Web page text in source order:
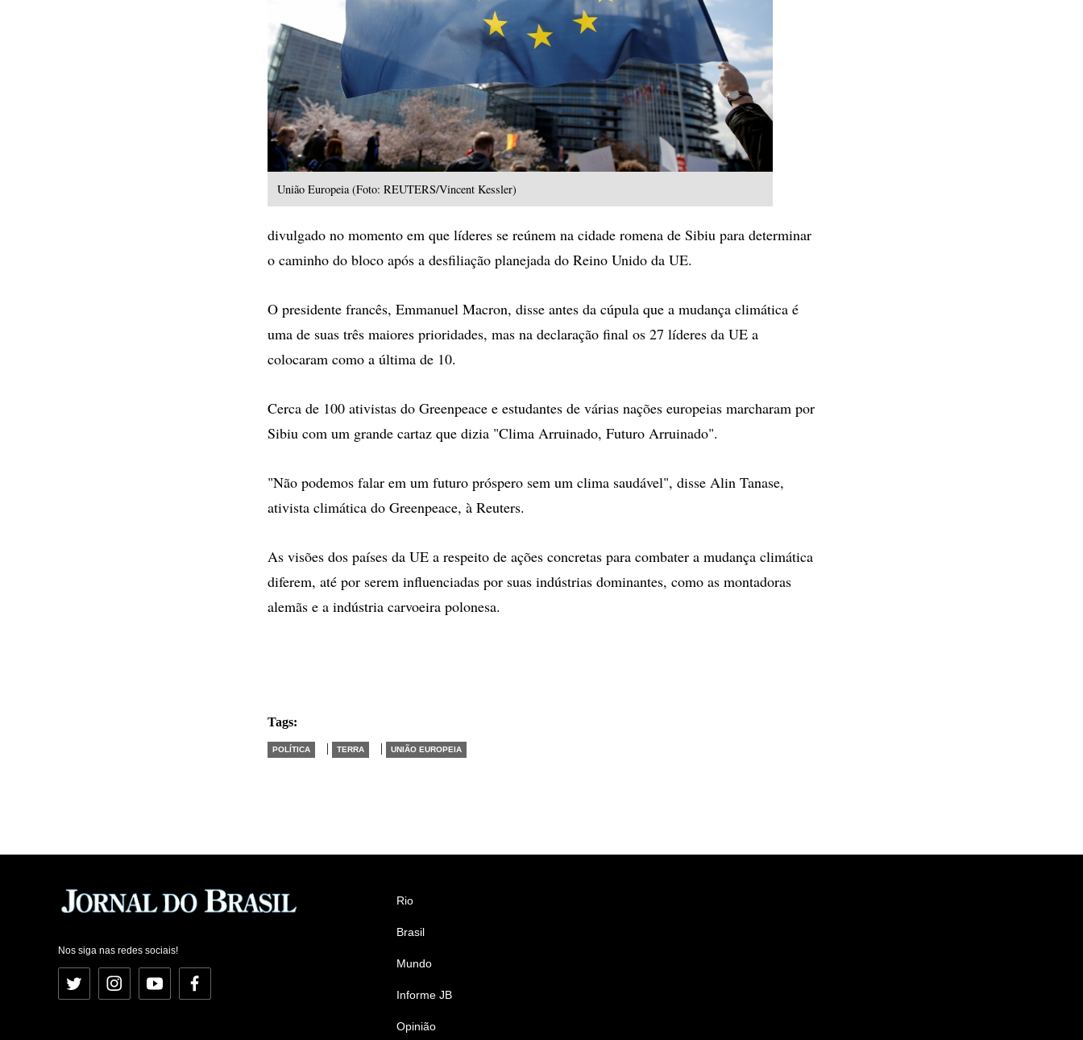
União Europeia (Foto: REUTERS/Vincent Kessler)
divulgado no momento em que líderes se reúnem na cidade romena de Sibiu para determinar
o caminho do bloco após a desfiliação planejada do Reino Unido da UE.
O presidente francês, Emmanuel Macron, disse antes da cúpula que a mudança climática é
uma de suas três maiores prioridades, mas na declaração final os 27 líderes da UE a
colocaram como a última de 10.
Cerca de 100 ativistas do Greenpeace e estudantes de várias nações europeias marcharam por
Sibiu com um grande cartaz que dizia "Clima Arruinado, Futuro Arruinado".
"Não podemos falar em um futuro próspero sem um clima saudável", disse Alin Tanase,
ativista climática do Greenpeace, à Reuters.
As visões dos países da UE a respeito de ações concretas para combater a mudança climática
diferem, até por serem influenciadas por suas indústrias dominantes, como as montadoras
alemãs e a indústria carvoeira polonesa.
Tags:
POLÍTICA | TERRA | UNIÃO EUROPEIA
Nos siga nas redes sociais!
Twitter InstagramYouTubeFacebook
Rio
Brasil
Mundo
Informe JB
Opinião